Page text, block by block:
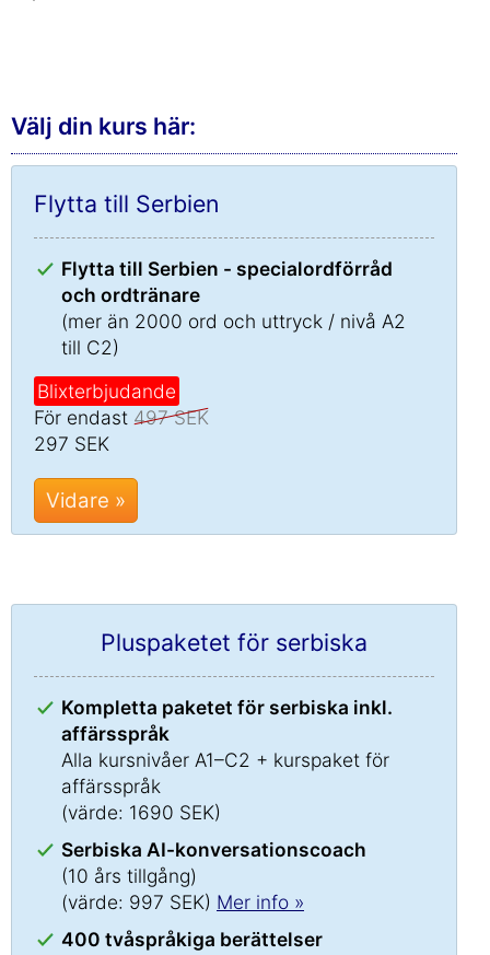
Välj din kurs här:
Flytta till Serbien
Flytta till Serbien - specialordförråd
och ordtränare
(mer än 2000 ord och uttryck / nivå A2
till C2)
Blixterbjudande
För endast 497 SEK
297 SEK
Vidare »
Pluspaketet för serbiska
Kompletta paketet för serbiska inkl.
affärsspråk
Alla kursnivåer A1–C2 + kurspaket för
affärsspråk
(värde: 1690 SEK)
Serbiska AI-konversationscoach
(10 års tillgång)
(värde: 997 SEK) Mer info »
400 tvåspråkiga berättelser